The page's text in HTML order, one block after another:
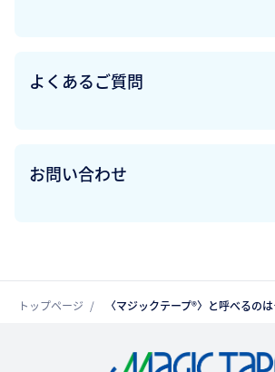
よくあるご質問
お問い合わせ
トップページ 〈マジックテープ®〉と呼べるの